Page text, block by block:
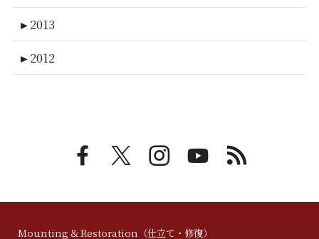
►2013
►2012
Mounting & Restoration（仕立て・修復）